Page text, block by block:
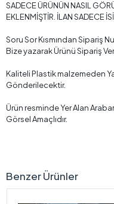
SADECE ÜRÜNÜN NASIL
EKLENMİŞTİR. İLAN SADECE
Soru Sor Kısmından Sipariş
Bize yazarak Ürünü Sipariş
Kaliteli Plastik malzemeden
Gönderilecektir.
Ürün resminde Yer Alan
Görsel Amaçlıdır.
Benzer Ürünler